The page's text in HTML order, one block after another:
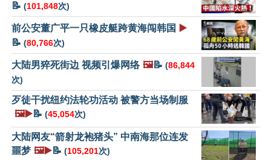
📝 (101,848次)
前公安董广平一只橡皮艇跨黄海闯韩国 ▶️
📝 (80,766次)
大陆男猝死街边 视频引爆网络 🖼️📝 (86,844
次)
歹徒干扰纽约法轮功活动 被警方当场制服
🖼️▶️📝 (45,054次)
大陆网友“箭射龙袍猪头” 中南海那位连发
噩梦 🖼️▶️📝 (105,201次)